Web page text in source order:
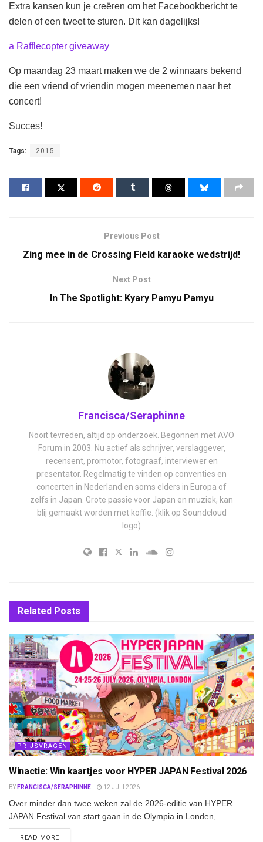
Extra kansen kun je creëren om het Facebookbericht te
delen of een tweet te sturen. Dit kan dagelijks!
a Rafflecopter giveaway
Op maandag 23 maart maken we de 2 winnaars bekend
die een vriend of vriendin mogen meenemen naar het
concert!
Succes!
Tags: 2015
Previous Post
Zing mee in de Crossing Field karaoke wedstrijd!
Next Post
In The Spotlight: Kyary Pamyu Pamyu
Francisca/Seraphinne
Nooit tevreden, altijd op onderzoek. Begonnen met AVO
Forum in 2003. Nu actief als schrijver, verslaggever,
recensent, promotor, fotograaf, interviewer en
presentator. Regelmatig te vinden op conventies en
concerten in Nederland en soms elders in Europa of
zelfs in Japan. Grote passie voor Japan en muziek, kan
blij gemaakt worden met koffie. (klik op Soundcloud
logo)
Related Posts
PRIJSVRAGEN
Winactie: Win kaartjes voor HYPER JAPAN Festival 2026
BY FRANCISCA/SERAPHINNE 12 JULI 2026
Over minder dan twee weken zal de 2026-editie van HYPER
JAPAN Festival van start gaan in de Olympia in Londen,...
READ MOREDETAILS